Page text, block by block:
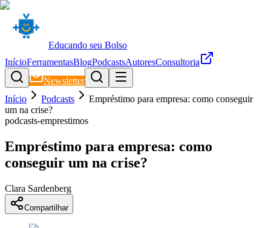
Educando seu Bolso
InícioFerramentasBlogPodcastsAutoresConsultoria
Newsletter
Início
Podcasts
Empréstimo para empresa: como conseguir
um na crise?
podcasts-emprestimos
Empréstimo para empresa: como
conseguir um na crise?
Clara Sardenberg
Compartilhar